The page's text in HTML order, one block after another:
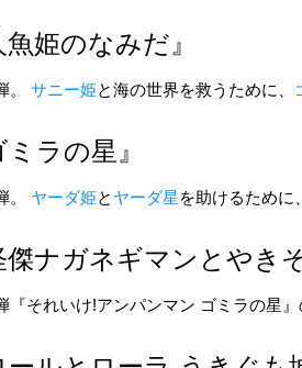
姫のなみだ』
。 サニー姫と海の世界を救うために、
ラの星』
。 ヤーダ姫と ヤーダ星 を助けるために、
ナガネギマンとやき
それいけ!アンパンマン ゴミラの星』